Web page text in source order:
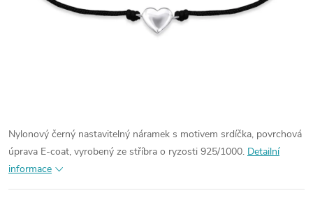
Nylonový černý nastavitelný náramek s motivem srdíčka, povrchová
úprava E-coat, vyrobený ze stříbra o ryzosti 925/1000. Detailní
informace